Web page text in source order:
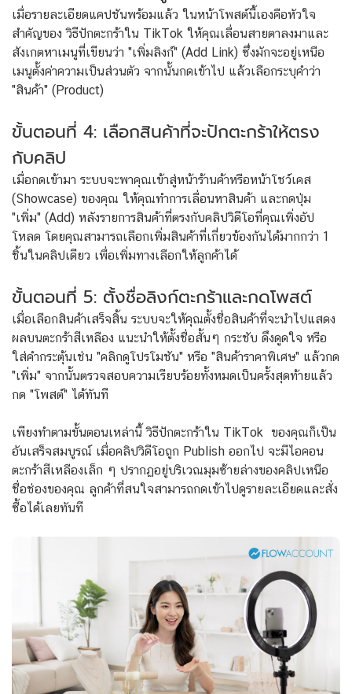
เมื่อรายละเอียดแคปชันพร้อมแล้ว ในหน้าโพสต์นี้เองคือหัวใจ
สำคัญของ วิธีปักตะกร้าใน TikTok ให้คุณเลื่อนสายตาลงมาและ
สังเกตหาเมนูที่เขียนว่า "เพิ่มลิงก์" (Add Link) ซึ่งมักจะอยู่เหนือ
เมนูตั้งค่าความเป็นส่วนตัว จากนั้นกดเข้าไป แล้วเลือกระบุคำว่า
"สินค้า" (Product)
ขั้นตอนที่ 4: เลือกสินค้าที่จะปักตะกร้าให้ตรง
กับคลิป
เมื่อกดเข้ามา ระบบจะพาคุณเข้าสู่หน้าร้านค้าหรือหน้าโชว์เคส
(Showcase) ของคุณ ให้คุณทำการเลื่อนหาสินค้า และกดปุ่ม
"เพิ่ม" (Add) หลังรายการสินค้าที่ตรงกับคลิปวิดีโอที่คุณเพิ่งอัป
โหลด โดยคุณสามารถเลือกเพิ่มสินค้าที่เกี่ยวข้องกันได้มากกว่า 1
ชิ้นในคลิปเดียว เพื่อเพิ่มทางเลือกให้ลูกค้าได้
ขั้นตอนที่ 5: ตั้งชื่อลิงก์ตะกร้าและกดโพสต์
เมื่อเลือกสินค้าเสร็จสิ้น ระบบจะให้คุณตั้งชื่อสินค้าที่จะนำไปแสดง
ผลบนตะกร้าสีเหลือง แนะนำให้ตั้งชื่อสั้นๆ กระชับ ดึงดูดใจ หรือ
ใส่คำกระตุ้นเช่น "คลิกดูโปรโมชัน" หรือ "สินค้าราคาพิเศษ" แล้วกด
"เพิ่ม" จากนั้นตรวจสอบความเรียบร้อยทั้งหมดเป็นครั้งสุดท้ายแล้ว
กด "โพสต์" ได้ทันที
เพียงทำตามขั้นตอนเหล่านี้ วิธีปักตะกร้าใน TikTok ของคุณก็เป็น
อันเสร็จสมบูรณ์ เมื่อคลิปวิดีโอถูก Publish ออกไป จะมีไอคอน
ตะกร้าสีเหลืองเล็ก ๆ ปรากฏอยู่บริเวณมุมซ้ายล่างของคลิปเหนือ
ชื่อช่องของคุณ ลูกค้าที่สนใจสามารถกดเข้าไปดูรายละเอียดและสั่ง
ซื้อได้เลยทันที